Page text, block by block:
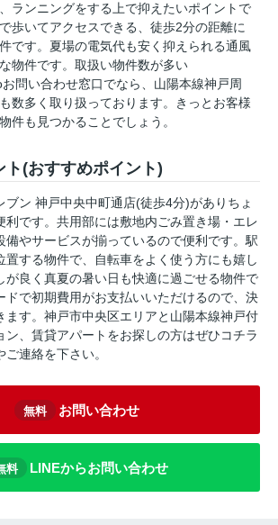
ランニングをする上で抑えたいポイントで
歩いてアクセスできる、徒歩2分の距離に
です。夏場の電気代も安く抑えられる通風
物件です。取扱い物件数が多い
問い合わせ窓口でなら、山陽本線神戸周
数多く取り扱っております。きっとお客様
件も見つかることでしょう。
ト(おすすめポイント)
ブン 神戸中央中町通店(徒歩4分)がありちょ
利です。共用部には敷地内ごみ置き場・エレ
備やサービスが揃っているので便利です。駅
置する物件で、自転車をよく使う方にも嬉し
が良く真夏の暑い日も快適に過ごせる物件で
ドで初期費用がお支払いいただけるので、決
ます。神戸市中央区エリアと山陽本線神戸付
ン、賃貸アパートをお探しの方はぜひコチラ
連絡を下さい。
無料 お問い合わせ
料 LINEからお問い合わせ